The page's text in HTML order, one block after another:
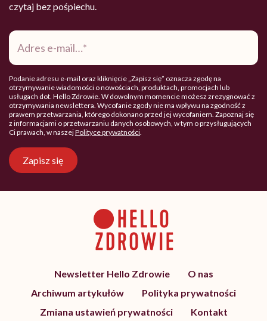
czytaj bez pośpiechu.
Adres
mail*
Podanie adresu e-mail oraz kliknięcie „Zapisz się” oznacza zgodę na
otrzymywanie wiadomości o nowościach, produktach, promocjach lub
usługach dot. Hello Zdrowie. W dowolnym momencie możesz zrezygnować z
otrzymywania newslettera. Wycofanie zgody nie ma wpływu na zgodność z
prawem przetwarzania, którego dokonano przed jej wycofaniem. Zapoznaj się
z informacjami o przetwarzaniu danych osobowych, w tym o przysługujących
Ci prawach, w naszejPolityce prywatności.
Zapisz się
Newsletter Hello Zdrowie
O nas
Archiwum artykułów
Polityka prywatności
Zmiana ustawień prywatności
Kontakt